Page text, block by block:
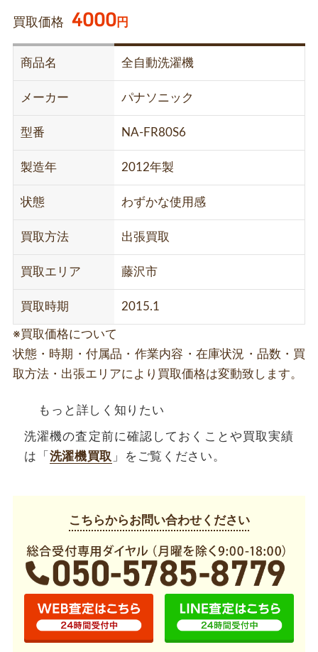
買取価格 4000円
商品名 全自動洗濯機
メーカー パナソニック
型番 NA-FR80S6
製造年 2012年製
状態 わずかな使用感
買取方法 出張買取
買取エリア 藤沢市
買取時期 2015.1
※買取価格について
状態・時期・付属品・作業内容・在庫状況・品数・買
取方法・出張エリアにより買取価格は変動致します。
もっと詳しく知りたい
洗濯機の査定前に確認しておくことや買取実績
は「 洗濯機買取 」をご覧ください。
こちらからお問い合わせください